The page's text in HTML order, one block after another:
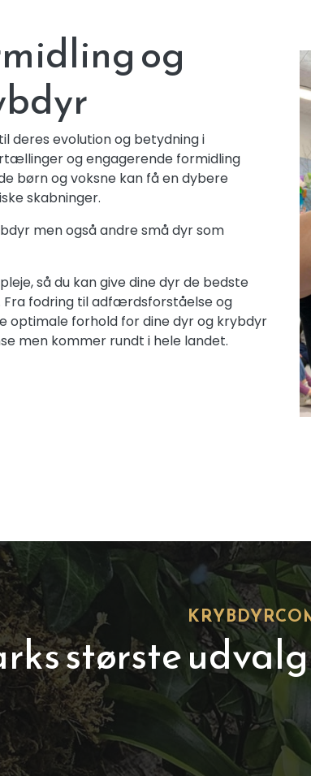
og
deres evolution og betydning i
og engagerende formidling
børn og voksne kan få en dybere
skabninger.
men også andre små dyr som
så du kan give dine dyr de bedste
fodring til adfærdsforståelse og
optimale forhold for dine dyr og krybdyr
men kommer rundt i hele landet.
største